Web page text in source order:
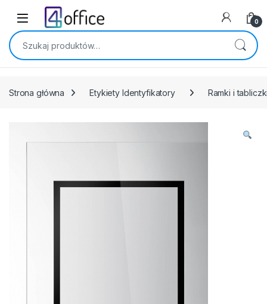
Skip to navigation
Skip to content
0
Szukaj:
Strona główna Etykiety Identyfikatory Ramki i